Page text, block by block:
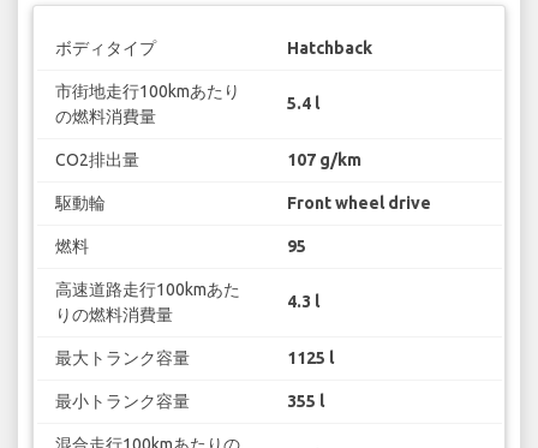
ボディタイプ Hatchback
市街地走行100kmあたり
の燃料消費量
5.4 l
CO2排出量 107 g/km
駆動輪 Front wheel drive
燃料 95
高速道路走行100kmあた
りの燃料消費量
4.3 l
最大トランク容量 1125 l
最小トランク容量 355 l
混合走行100kmあたりの